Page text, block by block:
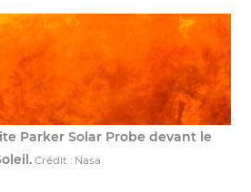
Parker Solar Probe devant le
Crédit : Nasa